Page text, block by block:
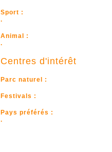
Sport :
.
Animal :
.
Centres d'intérêt
Parc naturel :
Festivals :
Pays préférés :
.